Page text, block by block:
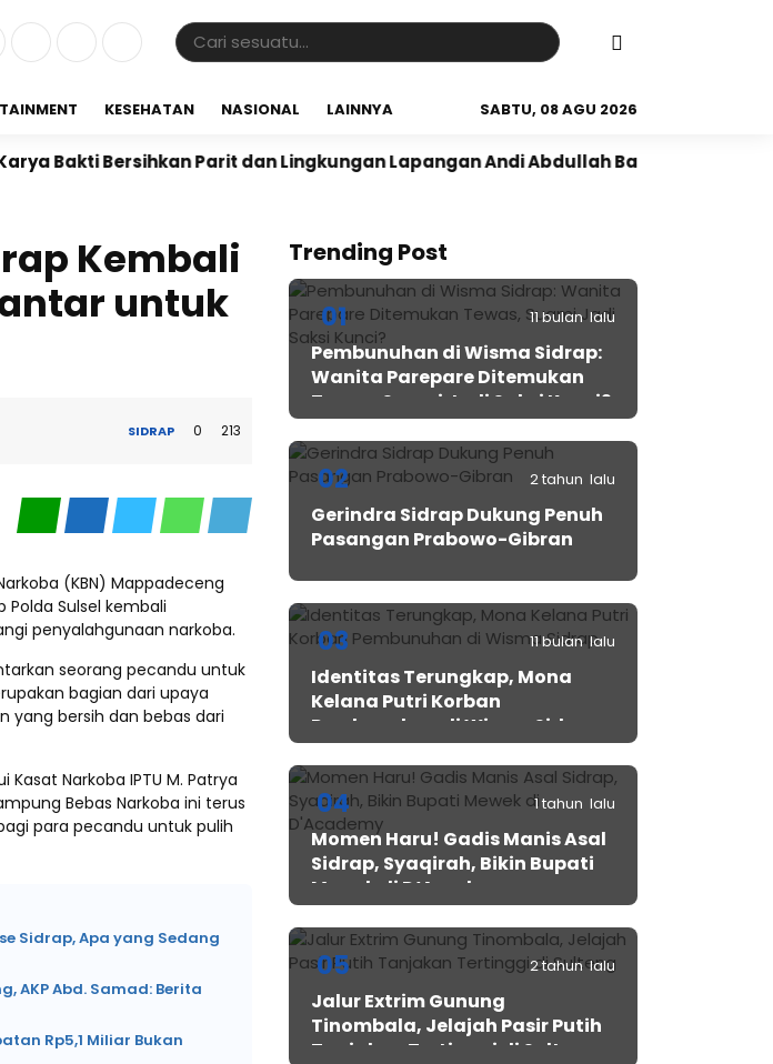
KESEHATAN NASIONAL LAINNYA SABTU, 08 AGU 2026
Parit dan Lingkungan Lapangan Andi Abdullah Bau Massepe
Kembali
untuk
SIDRAP 0 213
(KBN) Mappadeceng
Polda Sulsel kembali
penyalahgunaan narkoba.
seorang pecandu untuk
bagian dari upaya
yang bersih dan bebas dari
Kasat Narkoba IPTU M. Patrya
Bebas Narkoba ini terus
para pecandu untuk pulih
Sidrap, Apa yang Sedang
AKP Abd. Samad: Berita
Rp5,1 Miliar Bukan
Trending Post
01 11 bulan lalu
Pembunuhan di Wisma Sidrap:
Wanita Parepare Ditemukan
Tewas, Suami Jadi Saksi Kunci?
02 2 tahun lalu
Gerindra Sidrap Dukung Penuh
Pasangan Prabowo-Gibran
03 11 bulan lalu
Identitas Terungkap, Mona
Kelana Putri Korban
Pembunuhan di Wisma Sidrap
04 1 tahun lalu
Momen Haru! Gadis Manis Asal
Sidrap, Syaqirah, Bikin Bupati
Mewek di D’Academy​
05 2 tahun lalu
Jalur Extrim Gunung
Tinombala, Jelajah Pasir Putih
Tanjakan Tertinggi di Sulteng